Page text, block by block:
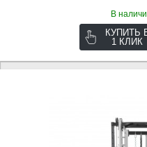
В
КУПИТЬ
1 КЛИК